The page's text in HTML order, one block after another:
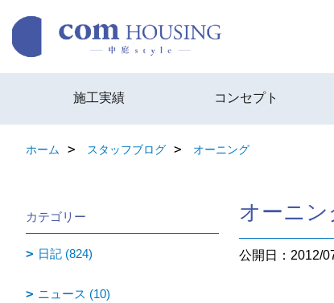
施工実績 コンセプト
ホーム スタッフブログ オーニング
オーニン
公開日：2012/
カテゴリー
日記 (824)
ニュース (10)